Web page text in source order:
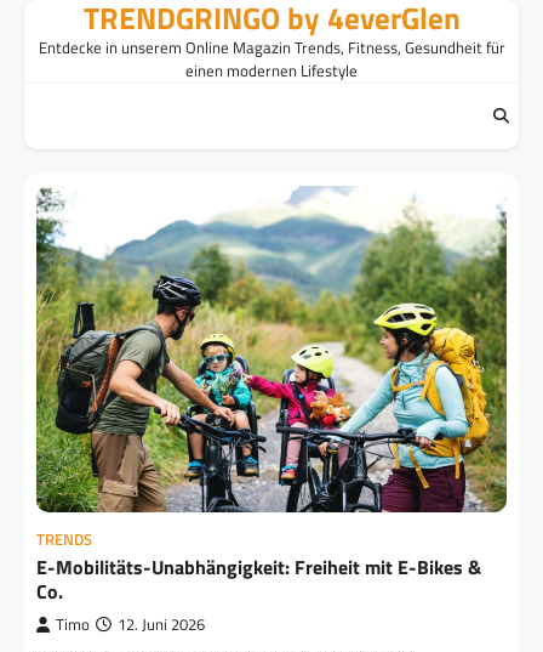
TRENDGRINGO by 4everGlen
Entdecke in unserem Online Magazin Trends, Fitness, Gesundheit für
einen modernen Lifestyle
TRENDS
E-Mobilitäts-Unabhängigkeit: Freiheit mit E-Bikes &
Co.
Timo 12. Juni 2026